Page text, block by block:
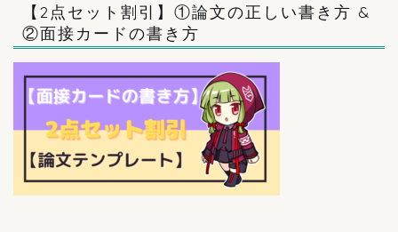
【2点セット割引】①論文の正しい書き方 &
②面接カードの書き方